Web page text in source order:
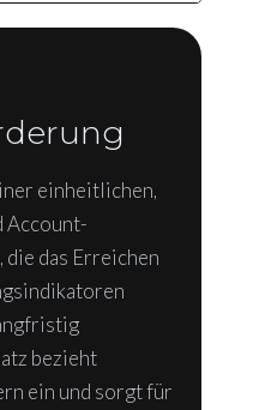
einheitlichen,
Account-
das Erreichen
bezieht
ein und sorgt für